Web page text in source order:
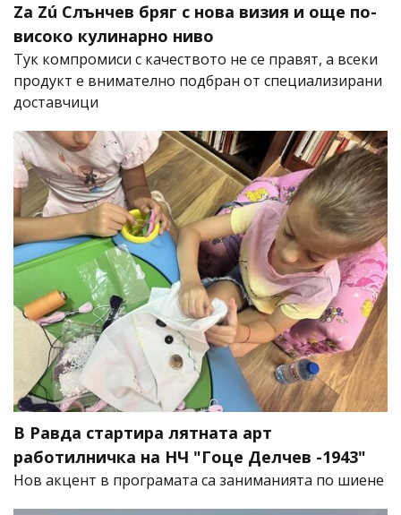
Za Zú Слънчев бряг с нова визия и още по-
високо кулинарно ниво
Тук компромиси с качеството не се правят, а всеки
продукт е внимателно подбран от специализирани
доставчици
В Равда стартира лятната арт
работилничка на НЧ "Гоце Делчев -1943"
Нов акцент в програмата са заниманията по шиене